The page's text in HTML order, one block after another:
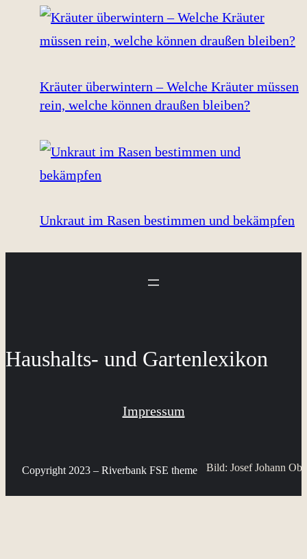
Bild: Josef Johann
Kräuter überwintern – Welche Kräuter müssen
rein, welche können draußen bleiben?
Unkraut im Rasen bestimmen und bekämpfen
Haushalts- und Gartenlexikon
Impressum
Copyright 2023 – Riverbank FSE theme